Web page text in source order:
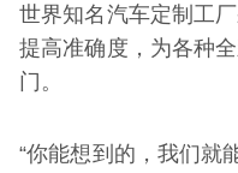
世界知名汽车定制工
提高准确度，为各种
门。
“你能想到的，我们就